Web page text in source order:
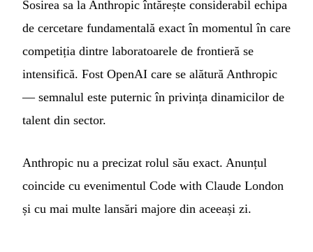
Sosirea sa la Anthropic întărește considerabil echipa
de cercetare fundamentală exact în momentul în care
competiția dintre laboratoarele de frontieră se
intensifică. Fost OpenAI care se alătură Anthropic
— semnalul este puternic în privința dinamicilor de
talent din sector.
Anthropic nu a precizat rolul său exact. Anunțul
coincide cu evenimentul Code with Claude London
și cu mai multe lansări majore din aceeași zi.